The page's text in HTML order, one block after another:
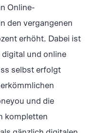
Online-
den vergangenen
erhöht. Dabei ist
und online
selbst erfolgt
und die
kompletten